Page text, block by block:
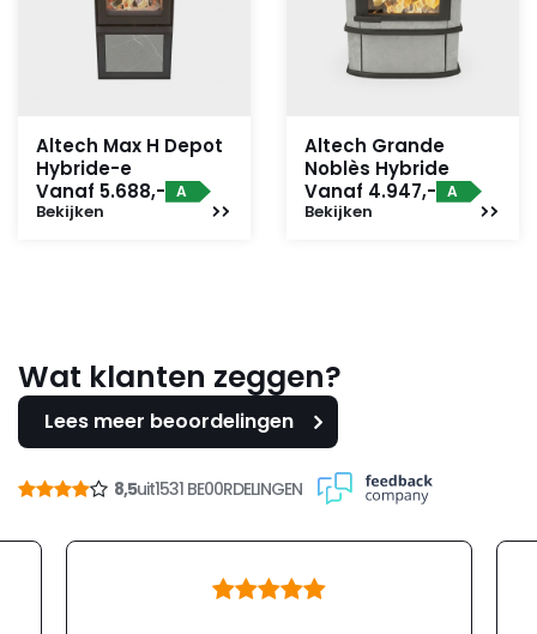
Altech Max H Depot
Hybride-e
Vanaf 5.688,- A
Bekijken
Altech Grande
Noblès Hybride
Vanaf 4.947,- A
Bekijken
Wat klanten zeggen?
Lees meer beoordelingen
8,5uit1531 BE00RDELINGEN